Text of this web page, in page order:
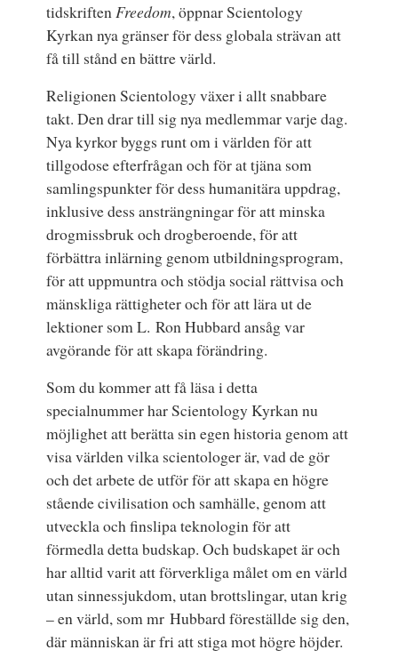
tidskriften Freedom, öppnar Scientology
Kyrkan nya gränser för dess globala strävan att
få till stånd en bättre värld.
Religionen Scientology växer i allt snabbare
takt. Den drar till sig nya medlemmar varje dag.
Nya kyrkor byggs runt om i världen för att
tillgodose efterfrågan och för at tjäna som
samlingspunkter för dess humanitära uppdrag,
inklusive dess ansträngningar för att minska
drogmissbruk och drogberoende, för att
förbättra inlärning genom utbildningsprogram,
för att uppmuntra och stödja social rättvisa och
mänskliga rättigheter och för att lära ut de
lektioner som L. Ron Hubbard ansåg var
avgörande för att skapa förändring.
Som du kommer att få läsa i detta
specialnummer har Scientology Kyrkan nu
möjlighet att berätta sin egen historia genom att
visa världen vilka scientologer är, vad de gör
och det arbete de utför för att skapa en högre
stående civilisation och samhälle, genom att
utveckla och finslipa teknologin för att
förmedla detta budskap. Och budskapet är och
har alltid varit att förverkliga målet om en värld
utan sinnessjukdom, utan brottslingar, utan krig
– en värld, som mr Hubbard föreställde sig den,
där människan är fri att stiga mot högre höjder.